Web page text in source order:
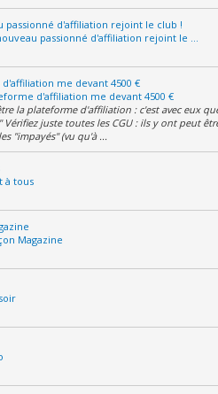
passionné d'affiliation rejoint le club !
passionné d'affiliation rejoint le ...
me devant 4500 €
d'affiliation me devant 4500 €
la plateforme d'affiliation : c'est avec eux
Vérifiez juste toutes les CGU : ils y ont peut
"impayés" (vu qu'à ...
à tous
Magazine